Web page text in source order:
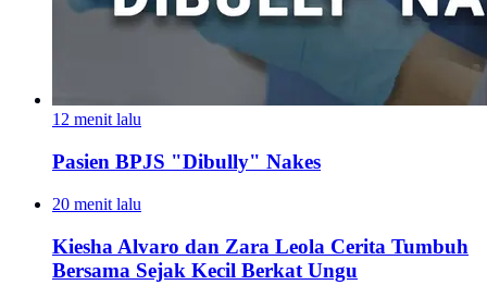
12 menit lalu
Pasien BPJS "Dibully" Nakes
20 menit lalu
Kiesha Alvaro dan Zara Leola Cerita Tumbuh
Bersama Sejak Kecil Berkat Ungu